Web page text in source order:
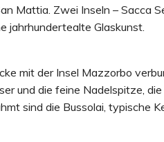
Mattia. Zwei Inseln – Sacca
jahrhundertealte Glaskunst.
mit der Insel Mazzorbo
und die feine Nadelspitze,
sind die Bussolai, typische